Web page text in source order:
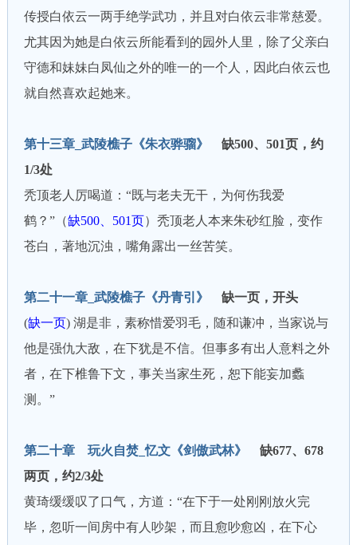
传授白依云一两手绝学武功，并且对白依云非常慈爱。
尤其因为她是白依云所能看到的园外人里，除了父亲白
守德和妹妹白凤仙之外的唯一的一个人，因此白依云也
就自然喜欢起她来。
第十三章_武陵樵子《朱衣骅骝》
缺500、501页，约
1/3处
秃顶老人厉喝道：“既与老夫无干，为何伤我爱
鹤？”（缺500、501页）秃顶老人本来朱砂红脸，变作
苍白，著地沉浊，嘴角露出一丝苦笑。
第二十一章_武陵樵子《丹青引》 缺一页， 开头
(缺一页) 湖是非，素称惜爱羽毛，随和谦冲，当家说与
他是强仇大敌，在下犹是不信。但事多有出人意料之外
者，在下椎鲁下文，事关当家生死，恕下能妄加蠡
测。”
第二十章 玩火自焚_忆文《剑傲武林》
缺677、678
两页，约2/3处
黄琦缓缓叹了口气，方道：“在下于一处刚刚放火完
毕，忽听一间房中有人吵架，而且愈吵愈凶，在下心